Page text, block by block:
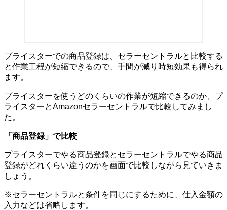
プライスターでの商品登録は、セラーセントラルと比較する
と作業工程が短縮できるので、手間が減り時短効果も得られ
ます。
プライスターを使うどのくらいの作業が短縮できるのか、プ
ライスターとAmazonセラーセントラルで比較してみまし
た。
「商品登録」で比較
プライスターでやる商品登録とセラーセントラルでやる商品
登録がどれくらい違うのかを画面で比較しながら見ていきま
しょう。
※セラーセントラルと条件を同じにするために、仕入金額の
入力などは省略します。